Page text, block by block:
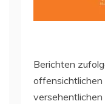
Berichten
offensichtlichen
versehentlichen